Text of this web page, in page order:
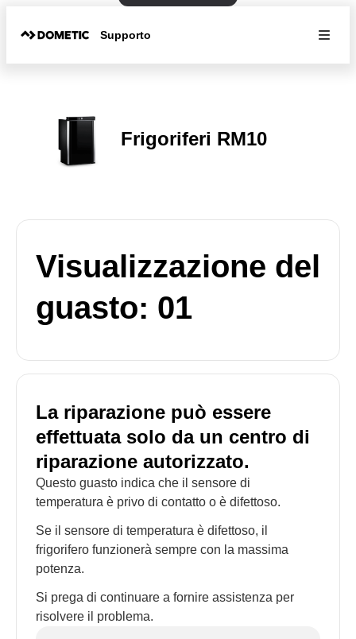
Supporto
Frigoriferi RM10
Visualizzazione del
guasto: 01
La riparazione può essere
effettuata solo da un centro di
riparazione autorizzato.
Questo guasto indica che il sensore di
temperatura è privo di contatto o è difettoso.
Se il sensore di temperatura è difettoso, il
frigorifero funzionerà sempre con la massima
potenza.
Si prega di continuare a fornire assistenza per
risolvere il problema.